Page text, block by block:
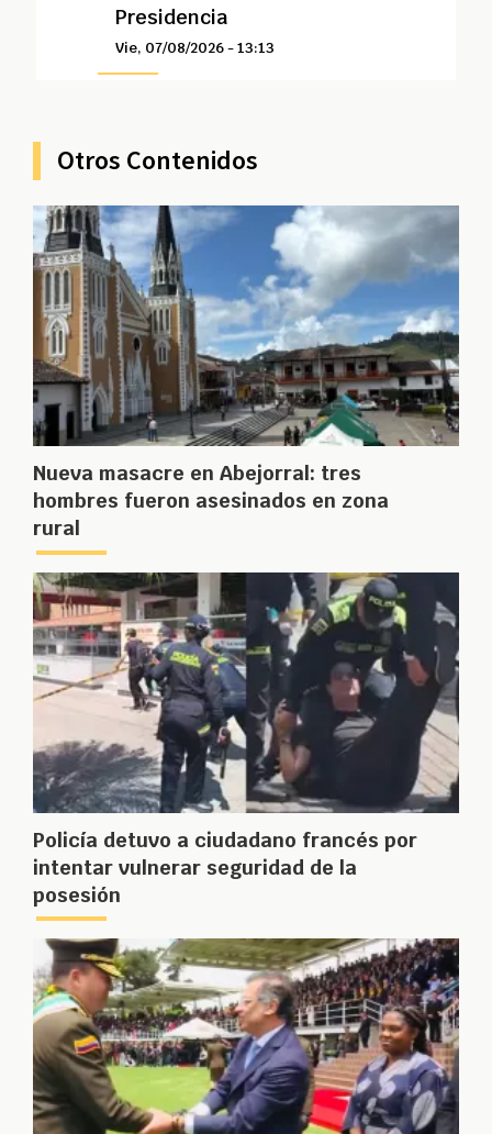
Presidencia
Vie, 07/08/2026 - 13:13
Otros Contenidos
Nueva masacre en Abejorral: tres
hombres fueron asesinados en zona
rural
Policía detuvo a ciudadano francés por
intentar vulnerar seguridad de la
posesión